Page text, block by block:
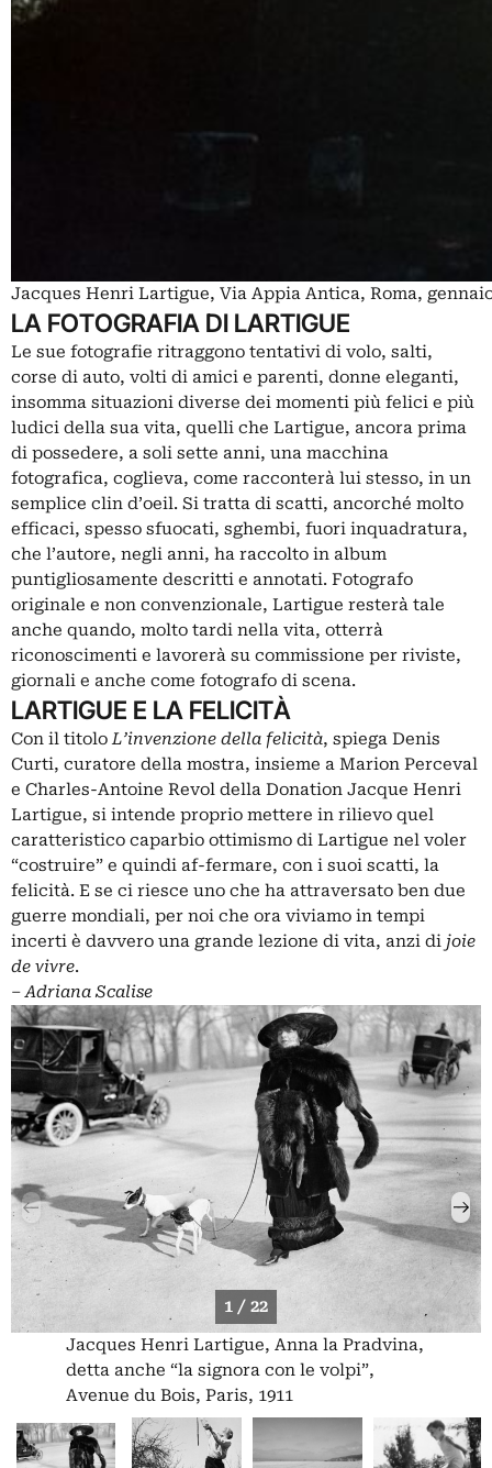
Jacques Henri Lartigue, Via Appia Antica, Roma, gennaio
LA FOTOGRAFIA DI LARTIGUE
Le sue fotografie ritraggono tentativi di volo, salti,
corse di auto, volti di amici e parenti, donne eleganti,
insomma situazioni diverse dei momenti più felici e più
ludici della sua vita, quelli che Lartigue, ancora prima
di possedere, a soli sette anni, una macchina
fotografica, coglieva, come racconterà lui stesso, in un
semplice clin d’oeil. Si tratta di scatti, ancorché molto
efficaci, spesso sfuocati, sghembi, fuori inquadratura,
che l’autore, negli anni, ha raccolto in album
puntigliosamente descritti e annotati. Fotografo
originale e non convenzionale, Lartigue resterà tale
anche quando, molto tardi nella vita, otterrà
riconoscimenti e lavorerà su commissione per riviste,
giornali e anche come fotografo di scena.
LARTIGUE E LA FELICITÀ
Con il titoloL’invenzione della felicità, spiega Denis
Curti, curatore della mostra, insieme a Marion Perceval
e Charles-Antoine Revol della Donation Jacque Henri
Lartigue, si intende proprio mettere in rilievo quel
caratteristico caparbio ottimismo di Lartigue nel voler
“costruire” e quindi af-fermare, con i suoi scatti, la
felicità. E se ci riesce uno che ha attraversato ben due
guerre mondiali, per noi che ora viviamo in tempi
incerti è davvero una grande lezione di vita, anzi di joie
de vivre.
‒Adriana Scalise
1 / 22
Jacques Henri Lartigue, Anna la Pradvina,
detta anche “la signora con le volpi”,
Avenue du Bois, Paris, 1911